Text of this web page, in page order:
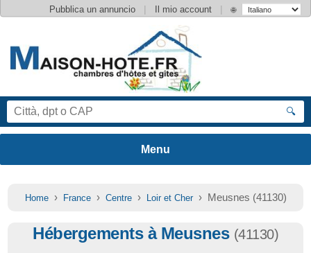
Pubblica un annuncio | Il mio account | 🌐
🔍
Home› France› Centre› Loir et Cher› Meusnes (41130)
Hébergements à Meusnes (41130)